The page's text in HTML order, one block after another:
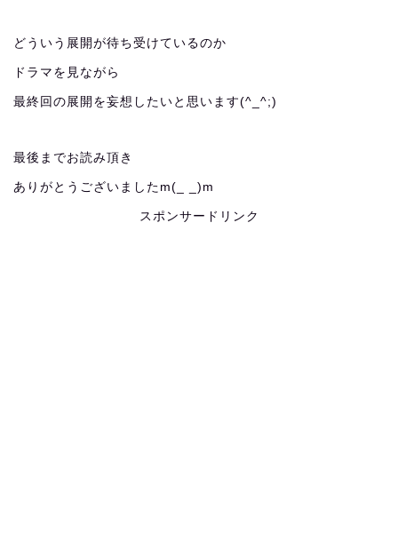
どういう展開が待ち受けているのか
ドラマを見ながら
最終回の展開を妄想したいと思います(^_^;)
最後までお読み頂き
ありがとうございましたm(_ _)m
スポンサードリンク